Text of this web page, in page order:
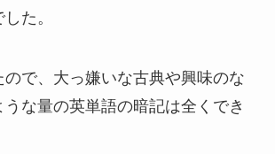
た。
で、大っ嫌いな古典や興味のな
な量の英単語の暗記は全くでき